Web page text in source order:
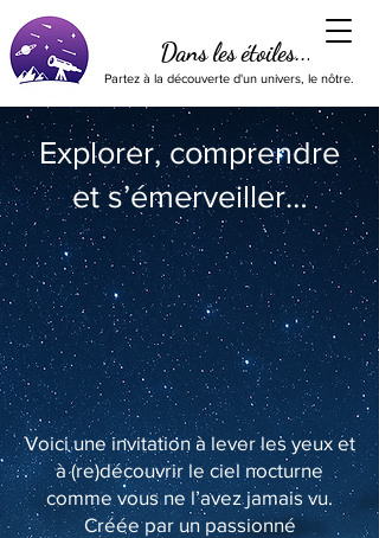
Dans les étoiles...
Partez à la découverte d'un univers, le nôtre.
Explorer, comprendre
et s’émerveiller…
Voici une invitation à lever les yeux et
à (re)découvrir le ciel nocturne
comme vous ne l’avez jamais vu.
Créée par un passionné